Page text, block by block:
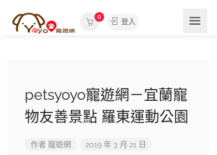
0
登入
petsyoyo寵遊網－宜蘭寵
物友善景點 羅東運動公園
作者 寵遊網 2019 年 3 月 21 日